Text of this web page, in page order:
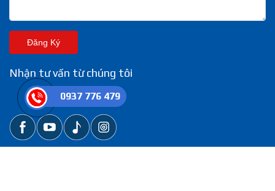
Đăng Ký
Nhận tư vấn từ chúng tôi
0937 776 479